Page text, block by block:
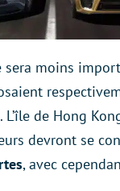
sera moins
. L’île de Hong
devront se
, avec